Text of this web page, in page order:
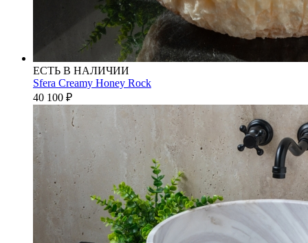
ЕСТЬ В НАЛИЧИИ
Sfera Creamy Honey Rock
40 100 ₽